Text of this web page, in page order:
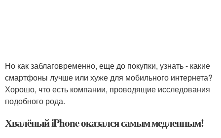
Но как заблаговременно, еще до покупки, узнать - какие
смартфоны лучше или хуже для мобильного интернета?
Хорошо, что есть компании, проводящие исследования
подобного рода.
Хвалёный iPhone оказался самым медленным!